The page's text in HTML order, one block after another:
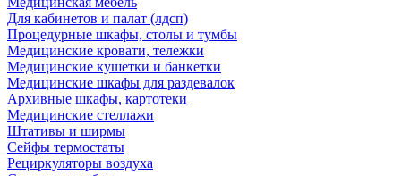
Для кабинетов и палат (лдсп)
Процедурные шкафы, столы и тумбы
Медицинские кровати, тележки
Медицинские кушетки и банкетки
Медицинские шкафы для раздевалок
Архивные шкафы, картотеки
Медицинские стеллажи
Штативы и ширмы
Сейфы термостаты
Рециркуляторы воздуха